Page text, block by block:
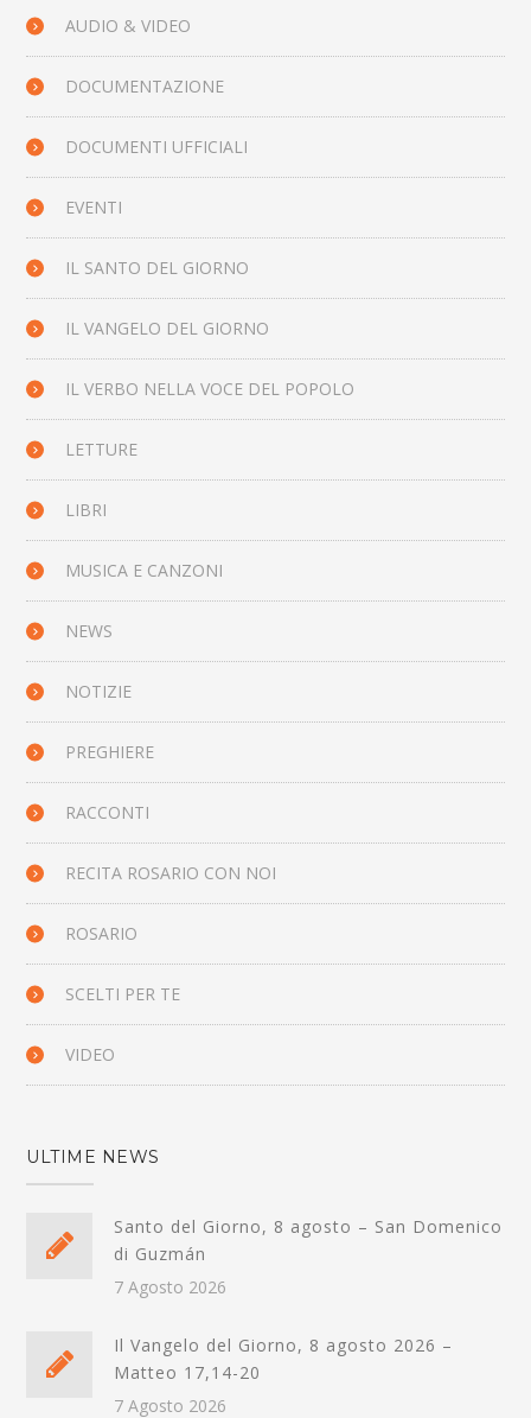
AUDIO & VIDEO
DOCUMENTAZIONE
DOCUMENTI UFFICIALI
EVENTI
IL SANTO DEL GIORNO
IL VANGELO DEL GIORNO
IL VERBO NELLA VOCE DEL POPOLO
LETTURE
LIBRI
MUSICA E CANZONI
NEWS
NOTIZIE
PREGHIERE
RACCONTI
RECITA ROSARIO CON NOI
ROSARIO
SCELTI PER TE
VIDEO
ULTIME NEWS
Santo del Giorno, 8 agosto – San Domenico
di Guzmán
7 Agosto 2026
Il Vangelo del Giorno, 8 agosto 2026 –
Matteo 17,14-20
7 Agosto 2026